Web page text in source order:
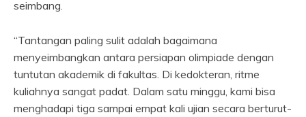
seimbang.
“Tantangan paling sulit adalah bagaimana
menyeimbangkan antara persiapan olimpiade dengan
tuntutan akademik di fakultas. Di kedokteran, ritme
kuliahnya sangat padat. Dalam satu minggu, kami bisa
menghadapi tiga sampai empat kali ujian secara berturut-